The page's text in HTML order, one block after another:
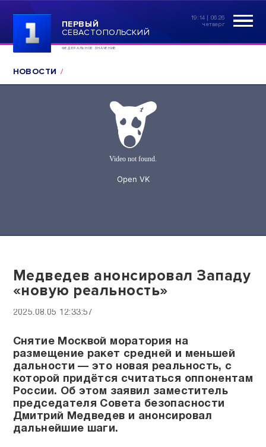
ПЕРВЫЙ
СЕВАСТОПОЛЬСКИЙ
ФЕДЕРАЛЬНОЕ ЗНАЧЕНИЕ
19:14 | 06.26
четверг
НОВОСТИ
Медведев анонсировал Западу
«новую реальность»
2025.08.05 12:33:57
Снятие Москвой моратория на
размещение ракет средней и меньшей
дальности — это новая реальность, с
которой придётся считаться оппонентам
России. Об этом заявил заместитель
председателя Совета безопасности
Дмитрий Медведев и анонсировал
дальнейшие шаги.